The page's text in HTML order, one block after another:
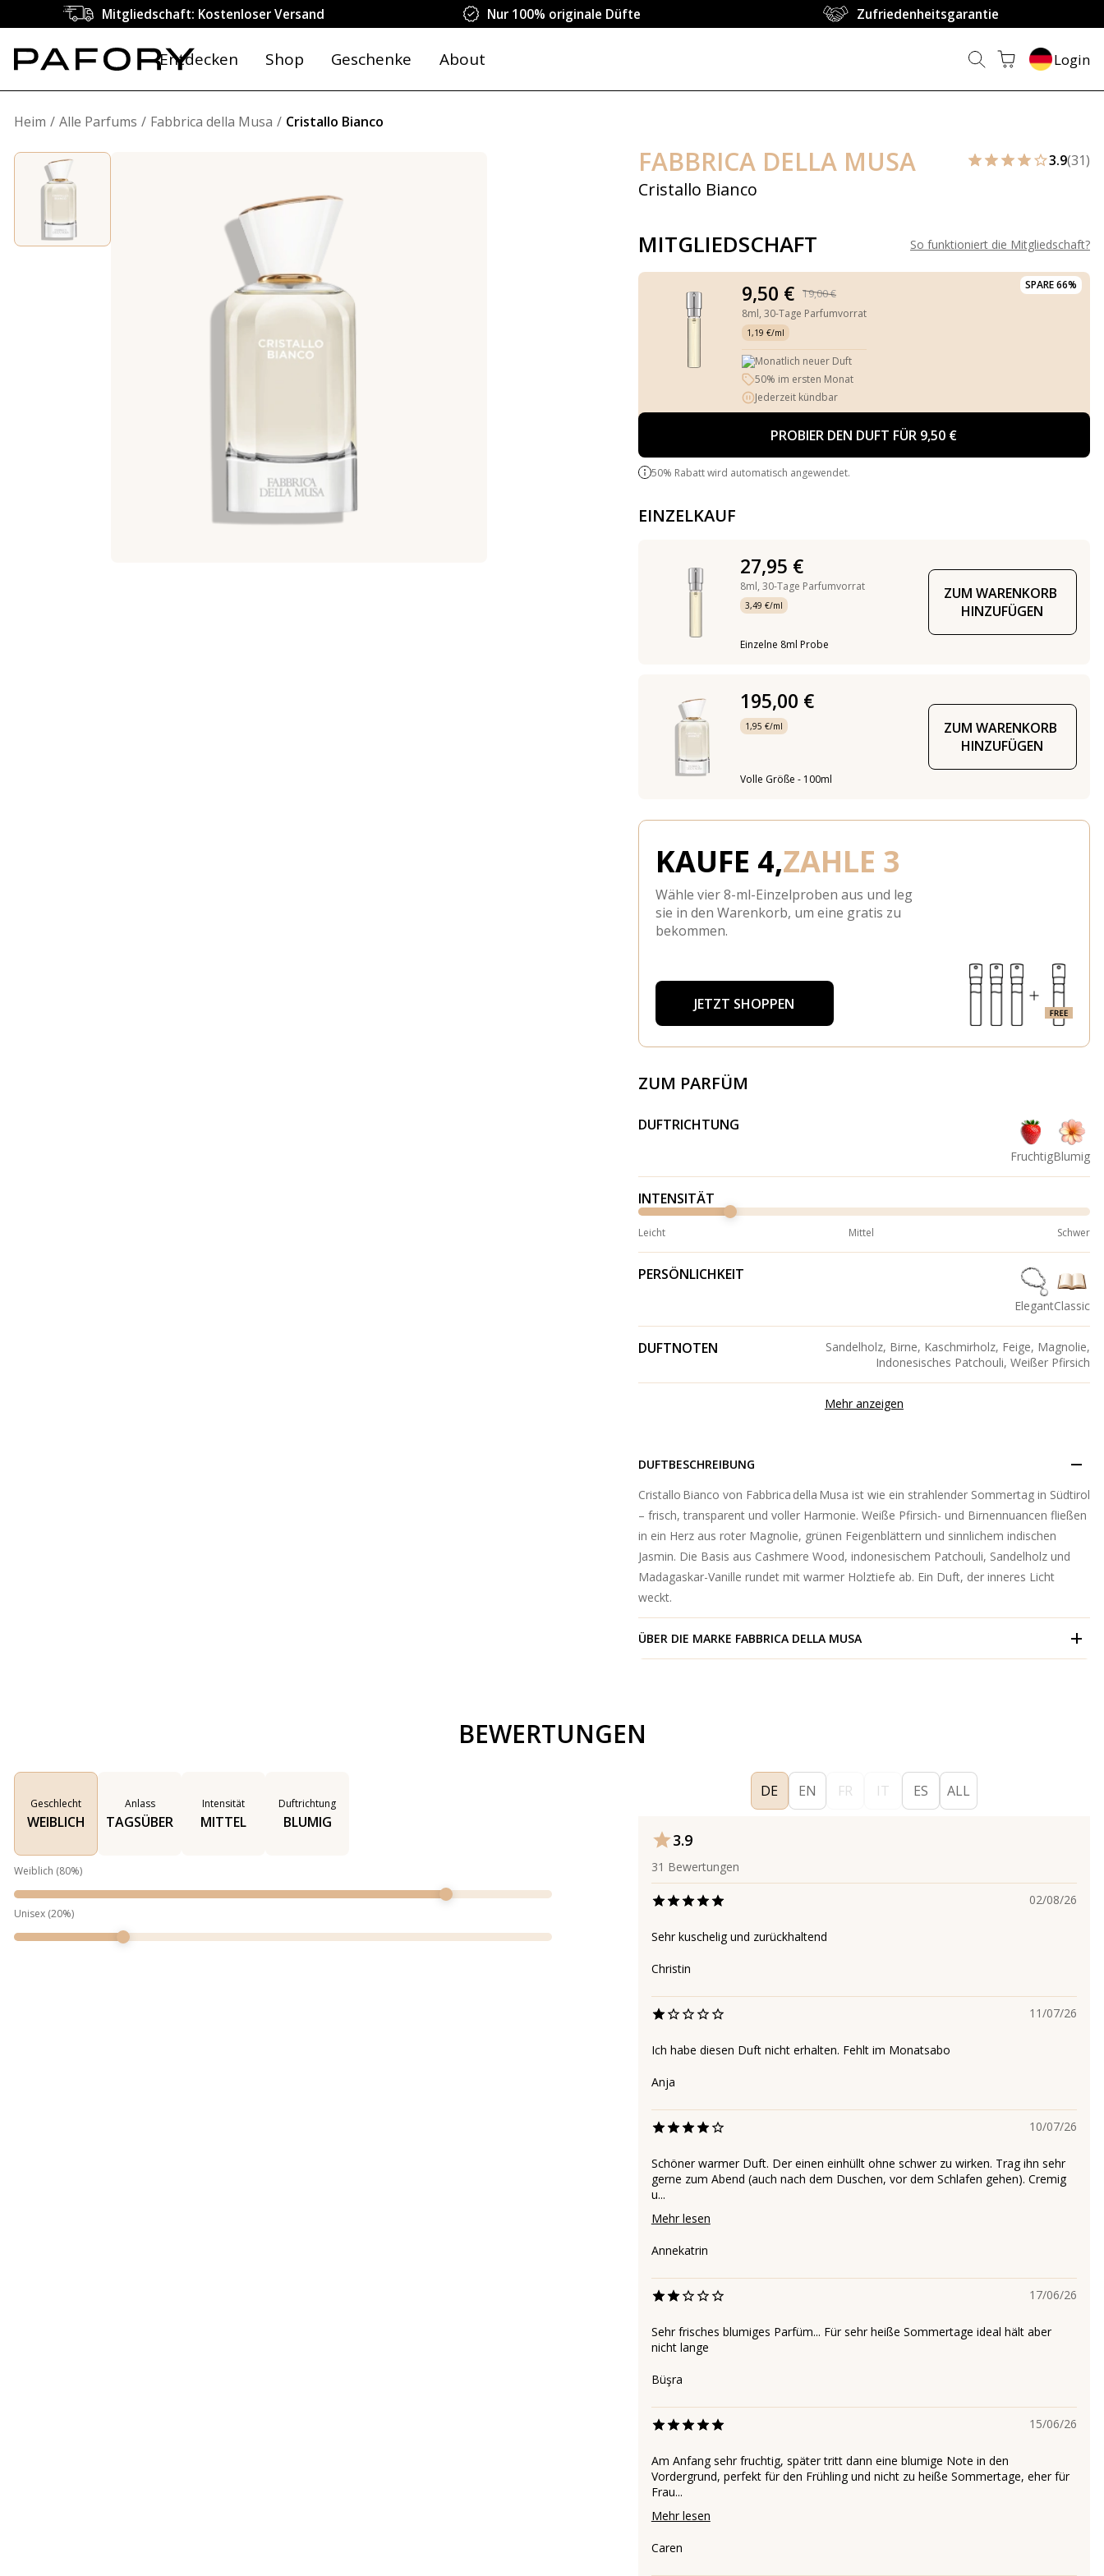
Mitgliedschaft: Kostenloser Versand Nur 100% originale Düfte Zufriedenheitsgarantie
Entdecken Shop Geschenke About Login
Heim Alle Parfums Fabbrica della Musa Cristallo Bianco
FABBRICA DELLA MUSA
Cristallo Bianco
3.9(31)
MITGLIEDSCHAFT So funktioniert die Mitgliedschaft?
SPARE 66%
9,50 €
19,00 €
8ml, 30-Tage Parfumvorrat
1,19 €/ml
Monatlich neuer Duft
50% im ersten Monat
Jederzeit kündbar
PROBIER DEN DUFT FÜR 9,50 €
50% Rabatt wird automatisch angewendet.
EINZELKAUF
27,95 €
8ml, 30-Tage Parfumvorrat
3,49 €/ml
Einzelne 8ml Probe
ZUM WARENKORB
HINZUFÜGEN
195,00 €
1,95 €/ml
Volle Größe - 100ml
ZUM WARENKORB
HINZUFÜGEN
KAUFE 4,ZAHLE 3
Wähle vier 8-ml-Einzelproben aus und leg
sie in den Warenkorb, um eine gratis zu
bekommen.
JETZT SHOPPEN
ZUM PARFÜM
DUFTRICHTUNG
FruchtigBlumig
INTENSITÄT
Leicht Mittel Schwer
PERSÖNLICHKEIT
ElegantClassic
DUFTNOTEN
Sandelholz, Birne, Kaschmirholz, Feige, Magnolie,
Indonesisches Patchouli, Weißer Pfirsich
Mehr anzeigen
DUFTBESCHREIBUNG
Cristallo Bianco von Fabbrica della Musa ist wie ein strahlender Sommertag in Südtirol
– frisch, transparent und voller Harmonie. Weiße Pfirsich- und Birnennuancen fließen
in ein Herz aus roter Magnolie, grünen Feigenblättern und sinnlichem indischen
Jasmin. Die Basis aus Cashmere Wood, indonesischem Patchouli, Sandelholz und
Madagaskar-Vanille rundet mit warmer Holztiefe ab. Ein Duft, der inneres Licht
weckt.
ÜBER DIE MARKE FABBRICA DELLA MUSA
BEWERTUNGEN
Geschlecht
WEIBLICH
Anlass
TAGSÜBER
Intensität
MITTEL
Duftrichtung
BLUMIG
Weiblich (80%)
Unisex (20%)
DE EN FR IT ES ALL
3.9
31 Bewertungen
02/08/26
Sehr kuschelig und zurückhaltend
Christin
11/07/26
Ich habe diesen Duft nicht erhalten. Fehlt im Monatsabo
Anja
10/07/26
Schöner warmer Duft. Der einen einhüllt ohne schwer zu wirken. Trag ihn sehr
gerne zum Abend (auch nach dem Duschen, vor dem Schlafen gehen). Cremig
u...
Mehr lesen
Annekatrin
17/06/26
Sehr frisches blumiges Parfüm... Für sehr heiße Sommertage ideal hält aber
nicht lange
Büşra
15/06/26
Am Anfang sehr fruchtig, später tritt dann eine blumige Note in den
Vordergrund, perfekt für den Frühling und nicht zu heiße Sommertage, eher für
Frau...
Mehr lesen
Caren